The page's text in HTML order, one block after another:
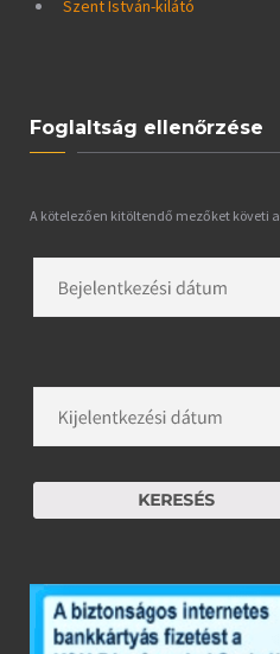
Szent István-kilátó
Foglaltság ellenőrzése
A kötelezően kitöltendő mezőket követi a